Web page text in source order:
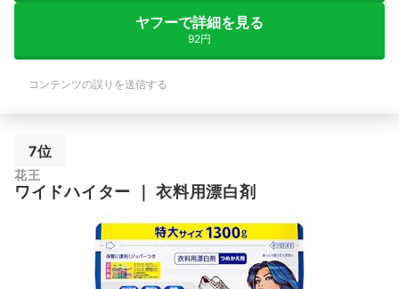
ヤフーで詳細を見る
92円
コンテンツの誤りを送信する
7位
花王
ワイドハイター ｜衣料用漂白剤